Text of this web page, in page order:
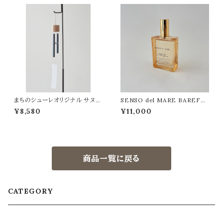
まちのシューレオリジナル サヌカ
イト風鈴
¥8,580
SENSO del MARE BAREFO
OT ON THE BEACH オードパ
ルファン 50ml
¥11,000
商品一覧に戻る
CATEGORY